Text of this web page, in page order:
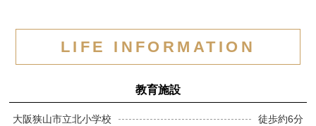
LIFE INFORMATION
教育施設
大阪狭山市立北小学校
徒歩約6分